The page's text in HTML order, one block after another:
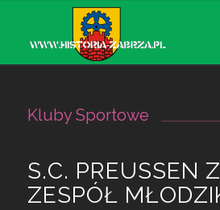
Kluby Sportowe
S.C. PREUSSEN
ZESPÓŁ